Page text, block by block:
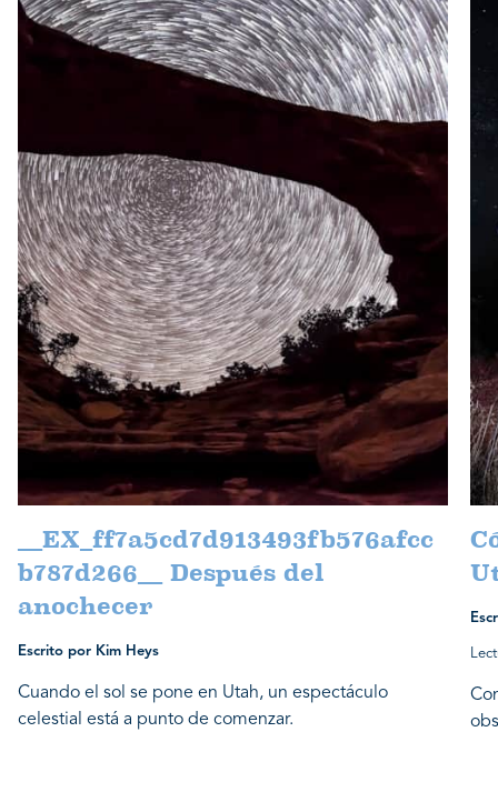
__EX_ff7a5cd7d913493fb576afcc
b787d266__ Después del
anochecer
Escrito por Kim Heys
Cuando el sol se pone en Utah, un espectáculo
celestial está a punto de comenzar.